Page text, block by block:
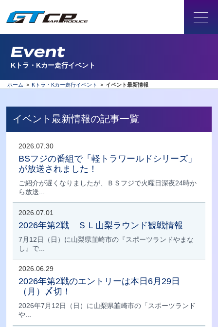
Event
Kトラ・Kカー走行イベント
ホーム > Kトラ・Kカー走行イベント > イベント最新情報
イベント最新情報の記事一覧
2026.07.30
BSフジの番組で「軽トラワールドシリーズ」
が放送されました！
ご紹介が遅くなりましたが、ＢＳフジで火曜日深夜24時か
ら放送...
2026.07.01
2026年第2戦 ＳＬ山梨ラウンド観戦情報
7月12日（日）に山梨県韮崎市の『スポーツランドやまな
し』で...
2026.06.29
2026年第2戦のエントリーは本日6月29日
（月）〆切！
2026年7月12日（日）に山梨県韮崎市の「スポーツランド
や...